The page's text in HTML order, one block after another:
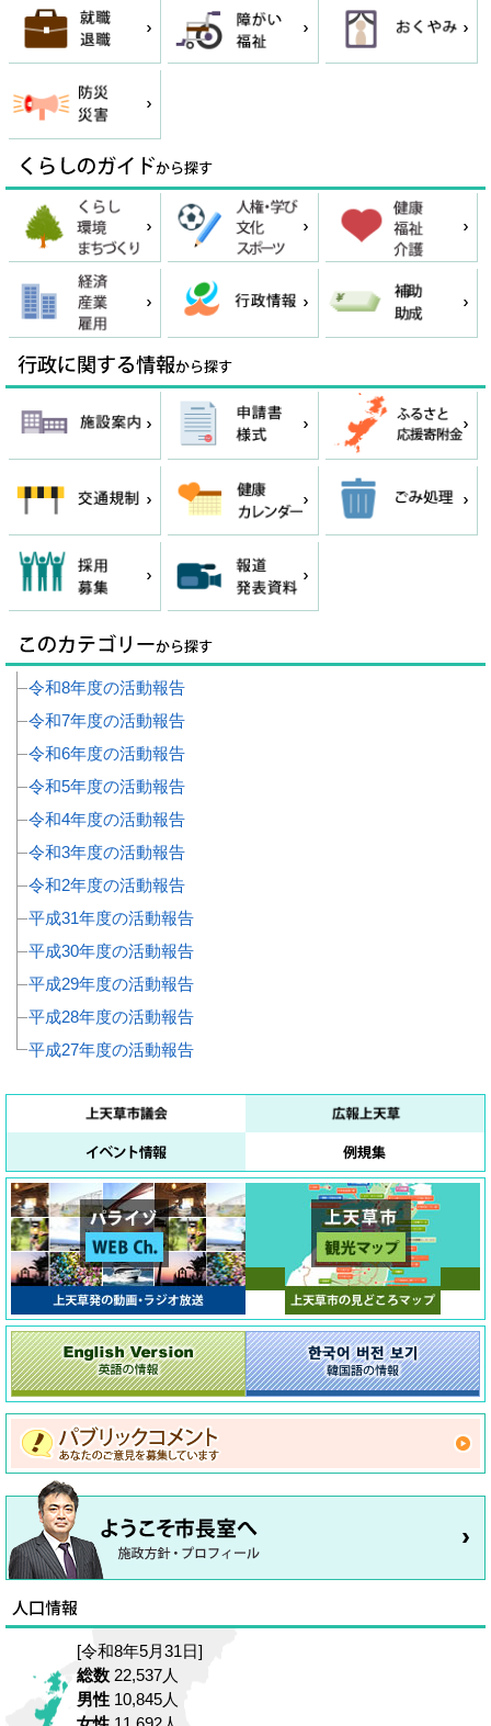
令和8年度の活動報告
令和7年度の活動報告
令和6年度の活動報告
令和5年度の活動報告
令和4年度の活動報告
令和3年度の活動報告
令和2年度の活動報告
平成31年度の活動報告
平成30年度の活動報告
平成29年度の活動報告
平成28年度の活動報告
平成27年度の活動報告
[令和8年5月31日]
総数 22,537人
男性 10,845人